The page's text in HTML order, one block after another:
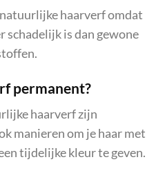
haarverf omdat
schadelijk is dan gewone
permanent?
haarverf zijn
manieren om je haar met
tijdelijke kleur te geven.